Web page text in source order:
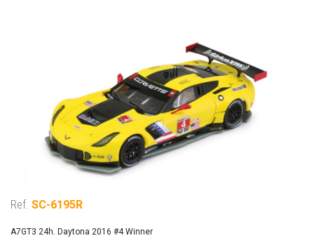
Ref. SC-6195R
A7GT3 24h. Daytona 2016 #4 Winner